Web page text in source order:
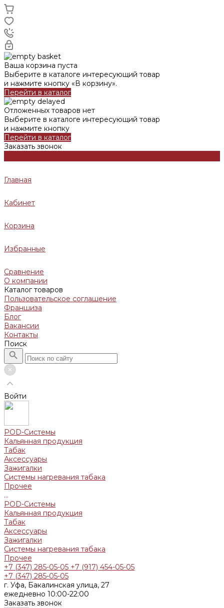
Ваша корзина пуста
Выберите в каталоге интересующий товар
и нажмите кнопку «В корзину».
Перейти в каталог
Отложенных товаров нет
Выберите в каталоге интересующий товар
и нажмите кнопку
Перейти в каталог
Заказать звонок
Главная
Кабинет
Корзина
Избранные
Сравнение
О компании
Каталог товаров
Пользовательское соглашение
Франшиза
Блог
Вакансии
Контакты
Поиск
Войти
POD-Системы
Кальянная продукция
Табак
Аксессуары
Зажигалки
Системы нагревания табака
Прочее
...
POD-Системы
Кальянная продукция
Табак
Аксессуары
Зажигалки
Системы нагревания табака
Прочее
+7 (347) 285-05-05 +7 (917) 454-05-05
+7 (347) 285-05-05
г. Уфа, Бакалинская улица, 27
ежедневно 10:00-22:00
Заказать звонок